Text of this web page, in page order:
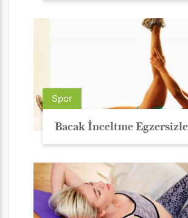
Spor
Bacak İnceltme